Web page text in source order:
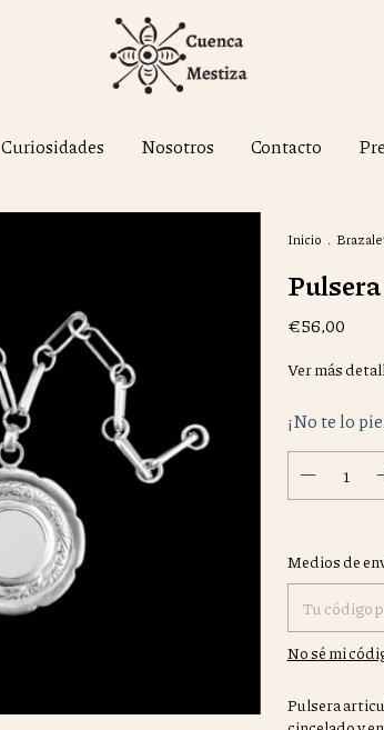
Curiosidades Nosotros Contacto
Inicio .
€56,00
Ver más
¡No te lo
Entregas para
Medios de
No sé mi
Pulsera